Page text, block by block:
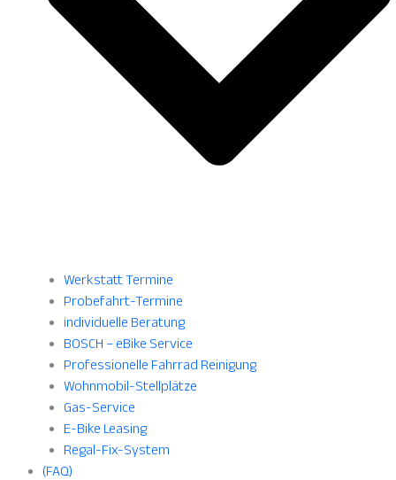
Werkstatt Termine
Probefahrt-Termine
individuelle Beratung
BOSCH – eBike Service
Professionelle Fahrrad Reinigung
Wohnmobil-Stellplätze
Gas-Service
E-Bike Leasing
Regal-Fix-System
(FAQ)